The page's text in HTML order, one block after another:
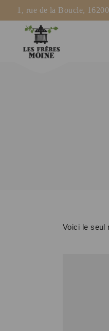
1, rue de la Boucle,
Voici le seul